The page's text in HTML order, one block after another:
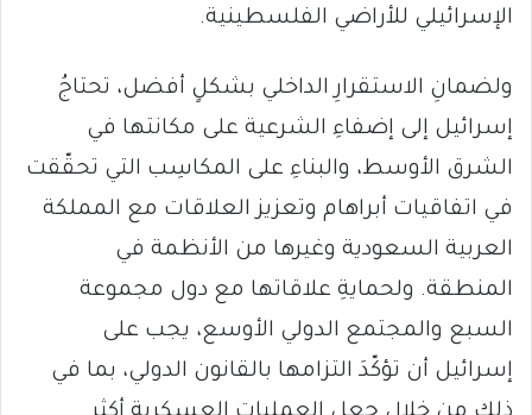
الإسرائيلي للأراضي الفلسطينية.
ولضمانِ الاستقرارِ الداخلي بشكلٍ أفضل، تحتاجُ
إسرائيل إلى إضفاءِ الشرعية على مكانتها في
الشرق الأوسط، والبناءِ على المكاسِب التي تحقّقت
في اتفاقيات أبراهام وتعزيز العلاقات مع المملكة
العربية السعودية وغيرها من الأنظمة في
المنطقة. ولحمايةِ علاقاتها مع دول مجموعة
السبع والمجتمع الدولي الأوسع، يجب على
إسرائيل أن تؤكّدَ التزامها بالقانون الدولي، بما في